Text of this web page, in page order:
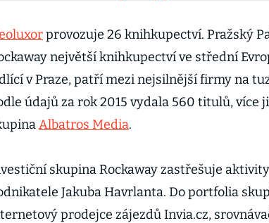
provozuje 26 knihkupectví. Pražský
největší knihkupectví ve střední
v Praze, patří mezi nejsilnější firmy na
údajů za rok 2015 vydala 560 titulů, více
Albatros Media.
skupina Rockaway zastřešuje
Jakuba Havrlanta. Do portfolia
prodejce zájezdů Invia.cz,